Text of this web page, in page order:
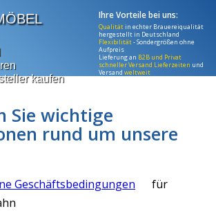
kaufen
Ihre Vorteile bei uns:
Qualitätin echter Brauereiqualität
hergestellt in Deutschland
Flexibilität- Sondergrößen ohne
Aufpreis
Lieferung an B2B und Privat
schneller Versand Lieferzeiten und
Versand weltweit
Sie wichtige
rund um unsere
Geschäftsbedingungen
für